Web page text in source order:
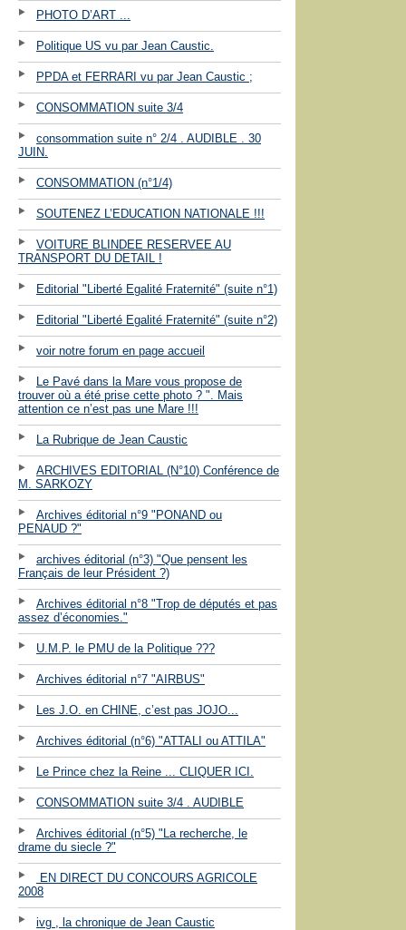
PHOTO D’ART ...
Politique US vu par Jean Caustic.
PPDA et FERRARI vu par Jean Caustic ;
CONSOMMATION suite 3/4
consommation suite n° 2/4 . AUDIBLE . 30
JUIN.
CONSOMMATION (n°1/4)
SOUTENEZ L’EDUCATION NATIONALE !!!
VOITURE BLINDEE RESERVEE AU
TRANSPORT DU DETAIL !
Editorial "Liberté Egalité Fraternité" (suite n°1)
Editorial "Liberté Egalité Fraternité" (suite n°2)
voir notre forum en page accueil
Le Pavé dans la Mare vous propose de
trouver où a été prise cette photo ? ". Mais
attention ce n’est pas une Mare !!!
La Rubrique de Jean Caustic
ARCHIVES EDITORIAL (N°10) Conférence de
M. SARKOZY
Archives éditorial n°9 "PONAND ou
PENAUD ?"
archives éditorial (n°3) "Que pensent les
Français de leur Président ?)
Archives éditorial n°8 "Trop de députés et pas
assez d’économies."
U.M.P. le PMU de la Politique ???
Archives éditorial n°7 "AIRBUS"
Les J.O. en CHINE, c’est pas JOJO...
Archives éditorial (n°6) "ATTALI ou ATTILA"
Le Prince chez la Reine ... CLIQUER ICI.
CONSOMMATION suite 3/4 . AUDIBLE
Archives éditorial (n°5) "La recherche, le
drame du siecle ?"
EN DIRECT DU CONCOURS AGRICOLE
2008
ivg , la chronique de Jean Caustic